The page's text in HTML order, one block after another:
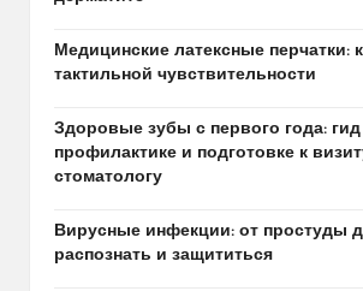
Медицинские латексные перчатки:
тактильной чувствительности
Здоровые зубы с первого года: гид
профилактике и подготовке к
стоматологу
Вирусные инфекции: от простуды
распознать и защититься